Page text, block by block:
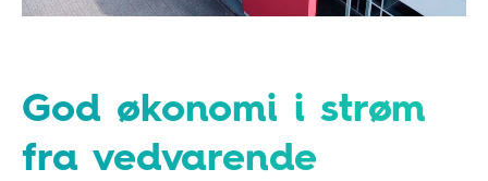
God økonomi i strøm
fra vedvarende